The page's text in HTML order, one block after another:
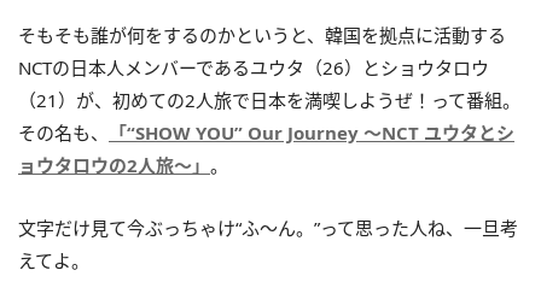
そもそも誰が何をするのかというと、韓国を拠点に活動する
NCTの日本人メンバーであるユウタ（26）とショウタロウ
（21）が、初めての2人旅で日本を満喫しようぜ！って番組。
その名も、
「“SHOW YOU” Our Journey ～NCT ユウタとシ
ョウタロウの2人旅～」 。
文字だけ見て今ぶっちゃけ“ふ～ん。”って思った人ね、一旦考
えてよ。